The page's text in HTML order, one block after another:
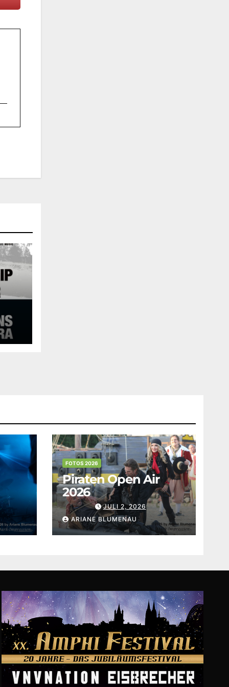
FOTOS 2026
Piraten Open Air
2026
JULI 2, 2026
ARIANE BLUMENAU